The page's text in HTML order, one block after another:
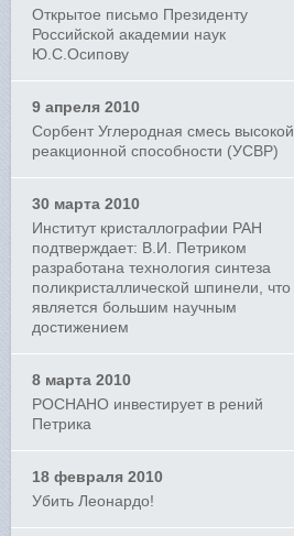
Открытое письмо Президенту
Российской академии наук
Ю.С.Осипову
9 апреля 2010
Сорбент Углеродная смесь высокой
реакционной способности (УСВР)
30 марта 2010
Институт кристаллографии РАН
подтверждает: В.И. Петриком
разработана технология синтеза
поликристаллической шпинели, что
является большим научным
достижением
8 марта 2010
РОСНАНО инвестирует в рений
Петрика
18 февраля 2010
Убить Леонардо!